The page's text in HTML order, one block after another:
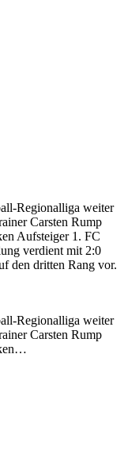
Regionalliga weiter
Carsten Rump
Aufsteiger 1. FC
verdient mit 2:0
den dritten Rang vor.
Regionalliga weiter
Carsten Rump